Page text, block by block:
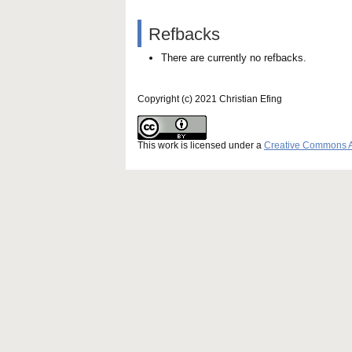
Refbacks
There are currently no refbacks.
Copyright (c) 2021 Christian Efing
This work is licensed under a Creative Commons